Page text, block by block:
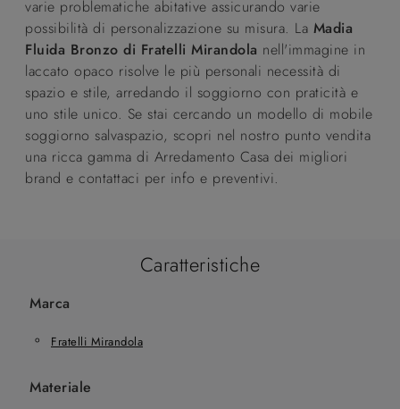
varie problematiche abitative assicurando varie
possibilità di personalizzazione su misura. La Madia
Fluida Bronzo di Fratelli Mirandola nell'immagine in
laccato opaco risolve le più personali necessità di
spazio e stile, arredando il soggiorno con praticità e
uno stile unico. Se stai cercando un modello di mobile
soggiorno salvaspazio, scopri nel nostro punto vendita
una ricca gamma di Arredamento Casa dei migliori
brand e contattaci per info e preventivi.
Caratteristiche
Marca
Fratelli Mirandola
Materiale